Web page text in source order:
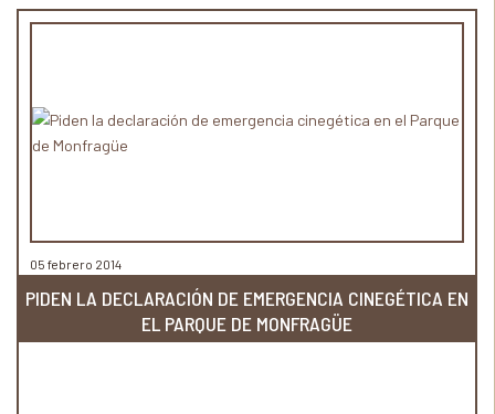
05 febrero 2014
PIDEN LA DECLARACIÓN DE EMERGENCIA CINEGÉTICA EN
EL PARQUE DE MONFRAGÜE